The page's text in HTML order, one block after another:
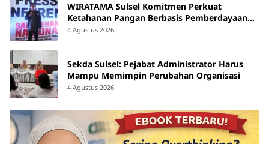
WIRATAMA Sulsel Komitmen Perkuat
Ketahanan Pangan Berbasis Pemberdayaan
Masyarakat
4 Agustus 2026
Sekda Sulsel: Pejabat Administrator Harus
Mampu Memimpin Perubahan Organisasi
4 Agustus 2026